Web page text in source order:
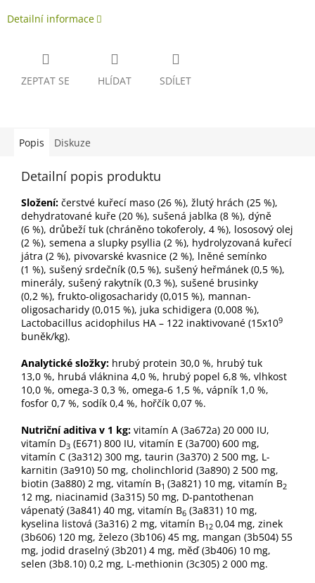
Detailní informace
ZEPTAT SE HLÍDAT SDÍLET
Popis Diskuze
Detailní popis produktu
Složení: čerstvé kuřecí maso (26 %), žlutý hrách (25 %),
dehydratované kuře (20 %), sušená jablka (8 %), dýně
(6 %), drůbeží tuk (chráněno tokoferoly, 4 %), lososový olej
(2 %), semena a slupky psyllia (2 %), hydrolyzovaná kuřecí
játra (2 %), pivovarské kvasnice (2 %), lněné semínko
(1 %), sušený srdečník (0,5 %), sušený heřmánek (0,5 %),
minerály, sušený rakytník (0,3 %), sušené brusinky
(0,2 %), frukto-oligosacharidy (0,015 %), mannan-
oligosacharidy (0,015 %), juka schidigera (0,008 %),
Lactobacillus acidophilus HA – 122 inaktivované (15x109
buněk/kg).
Analytické složky: hrubý protein 30,0 %, hrubý tuk
13,0 %, hrubá vláknina 4,0 %, hrubý popel 6,8 %, vlhkost
10,0 %, omega-3 0,3 %, omega-6 1,5 %, vápník 1,0 %,
fosfor 0,7 %, sodík 0,4 %, hořčík 0,07 %.
Nutriční aditiva v 1 kg: vitamín A (3a672a) 20 000 IU,
vitamín D3 (E671) 800 IU, vitamín E (3a700) 600 mg,
vitamín C (3a312) 300 mg, taurin (3a370) 2 500 mg, L-
karnitin (3a910) 50 mg, cholinchlorid (3a890) 2 500 mg,
biotin (3a880) 2 mg, vitamín B1 (3a821) 10 mg, vitamín B2
12 mg, niacinamid (3a315) 50 mg, D-pantothenan
vápenatý (3a841) 40 mg, vitamín B6 (3a831) 10 mg,
kyselina listová (3a316) 2 mg, vitamín B12 0,04 mg, zinek
(3b606) 120 mg, železo (3b106) 45 mg, mangan (3b504) 55
mg, jodid draselný (3b201) 4 mg, měď (3b406) 10 mg,
selen (3b8.10) 0,2 mg, L-methionin (3c305) 2 000 mg.